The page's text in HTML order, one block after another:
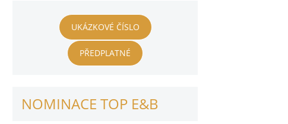
UKÁZKOVÉ ČÍSLO
PŘEDPLATNÉ
NOMINACE TOP E&B